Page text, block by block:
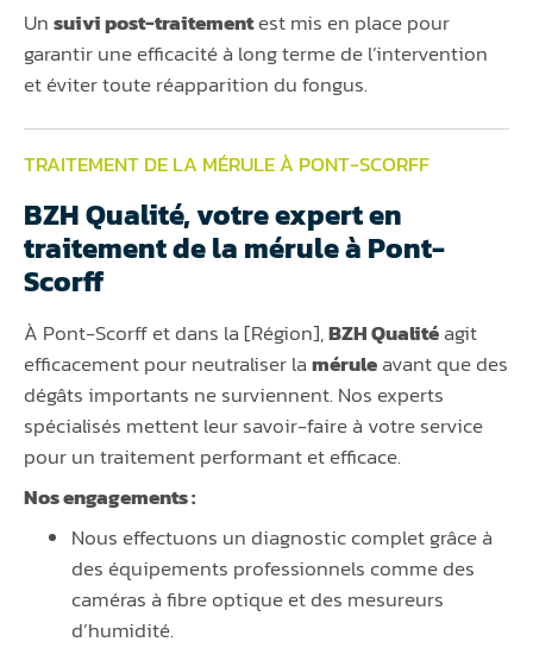
Unsuivi post-traitementest mis en place pour
garantir une efficacité à long terme de l’intervention
et éviter toute réapparition du fongus.
TRAITEMENT DE LA MÉRULE À PONT-SCORFF
BZH Qualité, votre expert en
traitement de la mérule à Pont-
Scorff
À Pont-Scorff et dans la [Région],BZH Qualitéagit
efficacement pour neutraliser laméruleavant que des
dégâts importants ne surviennent. Nos experts
spécialisés mettent leur savoir-faire à votre service
pour un traitement performant et efficace.
Nos engagements :
Nous effectuons un diagnostic complet grâce à
des équipements professionnels comme des
caméras à fibre optique et des mesureurs
d’humidité.